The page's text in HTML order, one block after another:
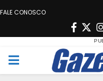
FALE CONOSCO
F
c
e
T
w
i
t
M